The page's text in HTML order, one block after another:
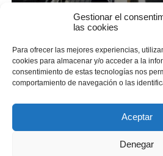
Gestionar el
las cookies
Para ofrecer las mejores experiencias,
cookies para almacenar y/o acceder a la
consentimiento de estas tecnologías nos
comportamiento de navegación o las
Aceptar
Denegar
Política de